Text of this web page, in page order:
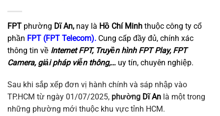
FPT phường Dĩ An, nay là Hồ Chí Minh thuộc công ty cổ
phần FPT (FPT Telecom). Cung cấp đầy đủ, chính xác
thông tin về Internet FPT, Truyền hình FPT Play, FPT
Camera, giải pháp viễn thông,… uy tín, chuyên nghiệp.
Sau khi sắp xếp đơn vị hành chính và sáp nhập vào
TP.HCM từ ngày 01/07/2025, phường Dĩ An là một trong
những phường mới thuộc khu vực tỉnh HCM.